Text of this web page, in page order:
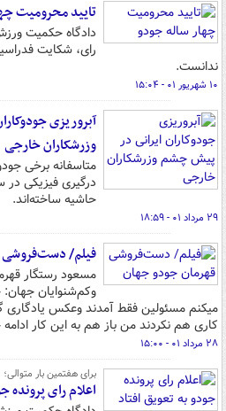
تایید محرومیت
دادگاه حکمیت
رای، شکایت
ندانست.
۱۰ شهریور ۰۱ - ۱۵:۰۴
آبروریزی
وزرشکاران خارجی
متاسفانه برخی
درگیری فیزیکی
حاشیه ساخته‌اند.
۲۹ مرداد ۰۱ - ۱۸:۵۹
فیلم/ دست‌فروشی
مسعود رستگار
وکم‌شنوایان جهان:
میکنم مسئولین فقط آمدند وعکس یادگاری
کاری هم نکردند من باز هم به این کار
۲۸ مرداد ۰۱ - ۱۵:۰۰
برای هفتمین بار متوالی؛
اعلام رای پرونده